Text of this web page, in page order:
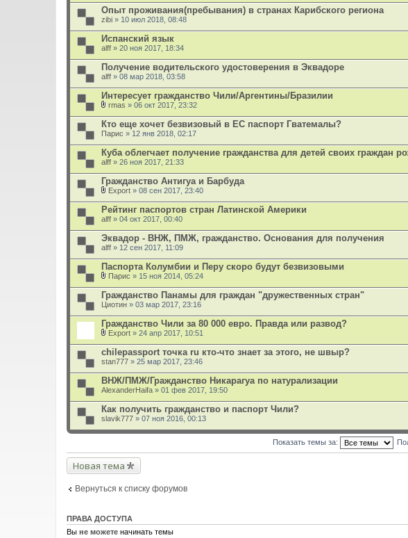
л
о
ж
е
н
и
Опыт проживания(пребывания) в странах Карибского региона
zibi » 10 июл 2018, 08:48
Испанский язык
alff » 20 ноя 2017, 18:34
Получение водительского удостоверения в Эквадоре
alff » 08 мар 2018, 03:58
Интересует гражданство Чили/Аргентины/Бразилии
л
о
ж
е
н
и
rmas » 06 окт 2017, 23:32
Кто еще хочет безвизовый в ЕС паспорт Гватемалы?
Парис » 12 янв 2018, 02:17
Куба облегчает получение гражданства для детей своих граждан
alff » 26 ноя 2017, 21:33
Гражданство Антигуа и Барбуда
л
о
ж
е
н
и
Export » 08 сен 2017, 23:40
Рейтинг паспортов стран Латинской Америки
alff » 04 окт 2017, 00:40
Эквадор - ВНЖ, ПМЖ, гражданство. Основания для получения
alff » 12 сен 2017, 11:09
Паспорта Колумбии и Перу скоро будут безвизовыми
л
о
ж
е
н
и
Парис » 15 ноя 2014, 05:24
Гражданство Панамы для граждан "дружественных стран"
Циотин » 03 мар 2017, 23:16
Гражданство Чили за 80 000 евро. Правда или развод?
л
о
ж
е
н
и
Export » 24 апр 2017, 10:51
chilepassport точка ru кто-что знает за этого, не швыр?
stan777 » 25 мар 2017, 23:46
ВНЖ/ПМЖ/Гражданство Никарагуа по натурализации
AlexanderHaifa » 01 фев 2017, 19:50
Как получить гражданство и паспорт Чили?
slavik777 » 07 ноя 2016, 00:13
Показать темы за:
Новая тема
Вернуться к списку форумов
ПРАВА ДОСТУПА
Вы не можете начинать темы